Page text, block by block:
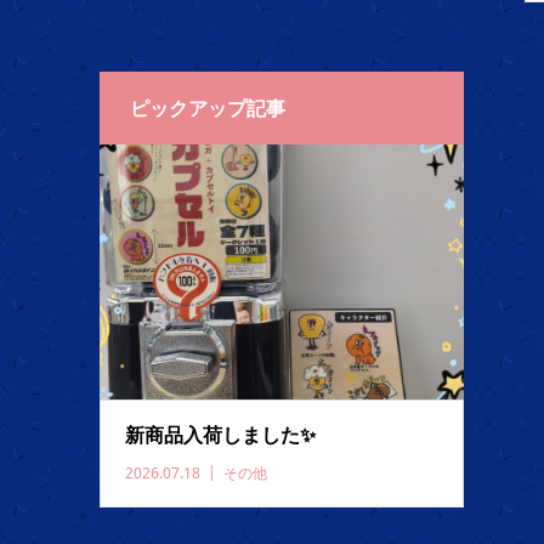
ピックアップ記事
新商品入荷しました✨️
2026.07.18 その他